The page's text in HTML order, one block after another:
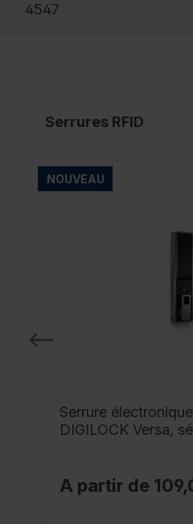
4547
Serrures RFID
NOUVEAU
Serrure
DIGILOCK Versa,
A partir de